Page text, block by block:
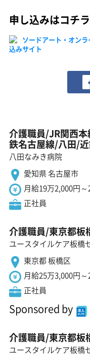
申し込みはコチ
ソードアート・オン
込みサイト
介護職員/JR関西
鉄名古屋線/八田/
八田なみき病院
愛知県 名古屋市
月給19万2,000円
正社員
介護職員/東京都板
ユースタイルケア板橋
東京都 板橋区
月給25万3,000円
正社員
Sponsored by
介護職員/東京都板
ユースタイルケア板橋